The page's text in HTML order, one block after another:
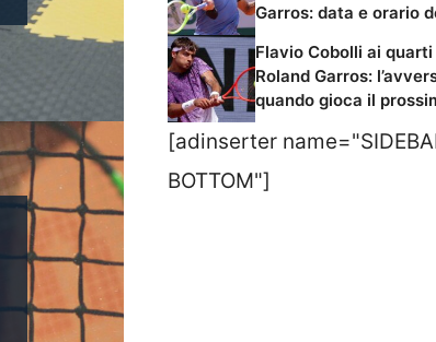
Garros: data e orario
Flavio Cobolli ai
Roland Garros:
quando gioca il
[adinserter
BOTTOM"]